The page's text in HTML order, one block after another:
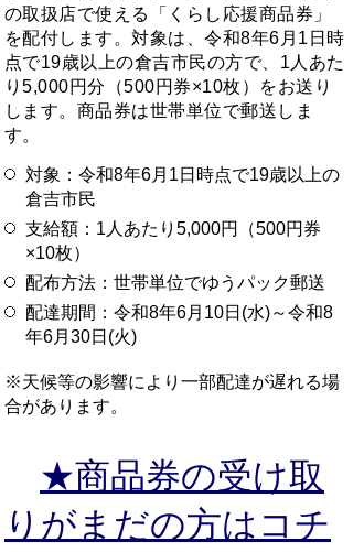
の取扱店で使える「くらし応援商品券」
を配付します。対象は、令和8年6月1日時
点で19歳以上の倉吉市民の方で、1人あた
り5,000円分（500円券×10枚）をお送り
します。商品券は世帯単位で郵送しま
す。
対象：令和8年6月1日時点で19歳以上の
倉吉市民
支給額：1人あたり5,000円（500円券
×10枚）
配布方法：世帯単位でゆうパック郵送
配達期間：令和8年6月10日(水)～令和8
年6月30日(火)
※天候等の影響により一部配達が遅れる場
合があります。
★商品券の受け取
りがまだの方はコチ